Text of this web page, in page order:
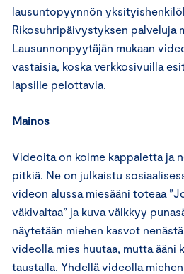
lausuntopyynnön
Rikosuhripäivystyksen palveluja
Lausunnonpyytäjän mukaan
vastaisia, koska verkkosivuilla
lapsille pelottavia.
Mainos
Videoita on kolme kappaletta ja
pitkiä. Ne on julkaistu
videon alussa miesääni toteaa
väkivaltaa” ja kuva välkkyy
näytetään miehen kasvot
videolla mies huutaa, mutta ääni
taustalla. Yhdellä videolla